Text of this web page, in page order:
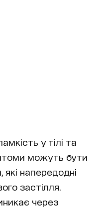
у тілі та
можуть бути
напередодні
застілля.
через